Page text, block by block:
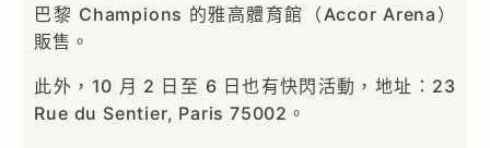
巴黎 Champions 的雅高體育館（Accor Arena）
販售。
此外，10 月 2 日至 6 日也有快閃活動，地址：23
Rue du Sentier, Paris 75002。